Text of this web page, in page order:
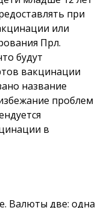
при
или
Прл.
будут
вакцинации
название
проблем
в
Валюты две: одна